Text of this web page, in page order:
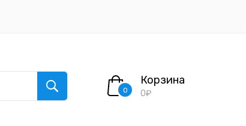
0
Корзина
0₽